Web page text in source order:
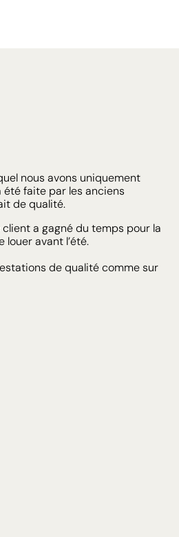
nous avons uniquement
été faite par les anciens
de qualité.
client a gagné du temps pour la
louer avant l’été.
de qualité comme sur